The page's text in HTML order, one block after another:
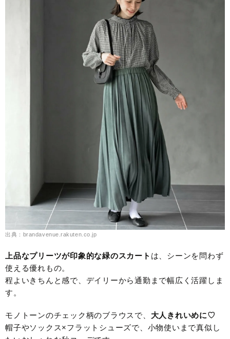
出典：brandavenue.rakuten.co.jp
上品なプリーツが印象的な緑のスカート は、シーンを問わず
使える優れもの。
程よいきちんと感で、デイリーから通勤まで幅広く活躍しま
す。
モノトーンのチェック柄のブラウスで、 大人きれいめに♡
帽子やソックス×フラットシューズで、小物使いまで真似し